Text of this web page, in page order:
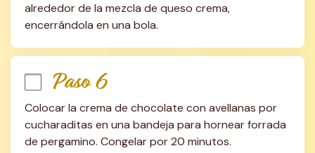
alrededor de la mezcla de queso crema,
encerrándola en una bola.
Paso 6
Colocar la crema de chocolate con avellanas por
cucharaditas en una bandeja para hornear forrada
de pergamino. Congelar por 20 minutos.